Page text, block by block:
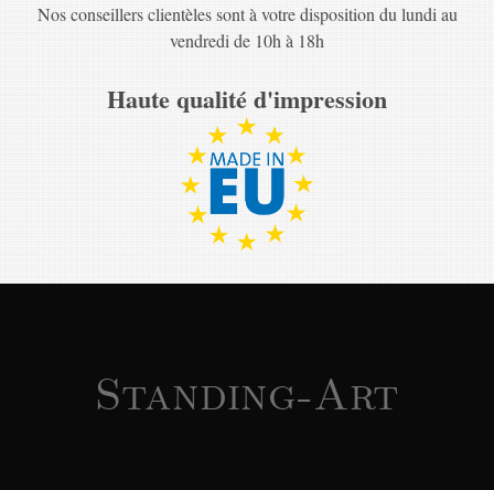
Nos conseillers clientèles sont à votre disposition du lundi au
vendredi de 10h à 18h
Haute qualité d'impression
Standing-Art